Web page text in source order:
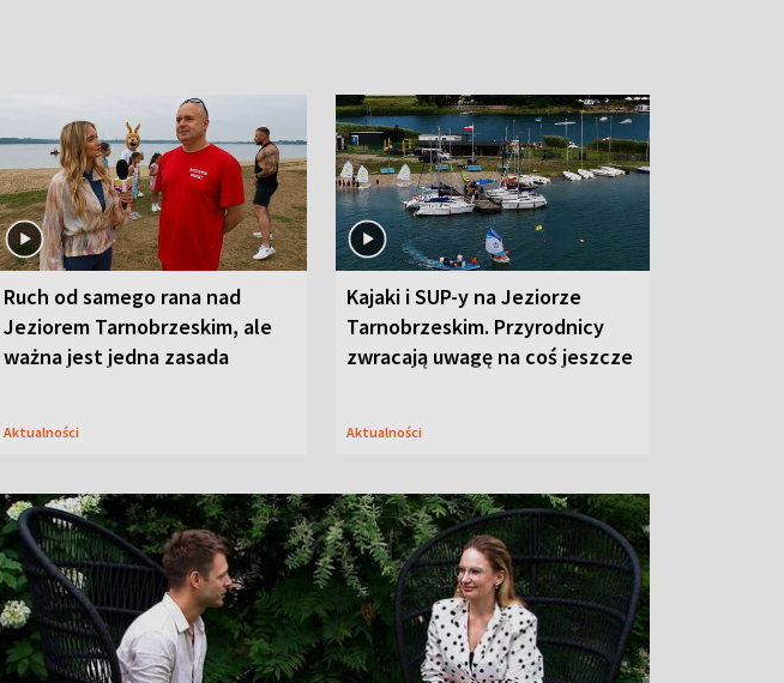
Ruch od samego rana nad
Jeziorem Tarnobrzeskim, ale
ważna jest jedna zasada
Aktualności
Kajaki i SUP-y na Jeziorze
Tarnobrzeskim. Przyrodnicy
zwracają uwagę na coś jeszcze
Aktualności